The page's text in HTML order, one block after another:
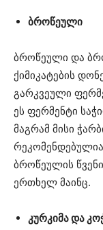
ბროწეული
ბროწეული და
ქიმიკატების
გარკვეული
ეს ფერმენტი
მაგრამ მისი
ბროწეულის
ერთხელ მაინც.
კურკიმა და